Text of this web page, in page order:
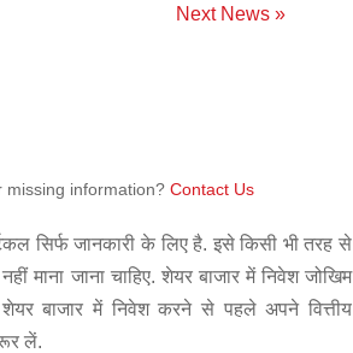
Next News »
missing information? Contact Us
सिर्फ जानकारी के लिए है. इसे किसी भी तरह से
माना जाना चाहिए. शेयर बाजार में निवेश जोखिम
शेयर बाजार में निवेश करने से पहले अपने वित्तीय
लें.